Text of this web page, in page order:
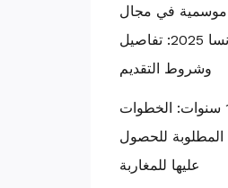
في مجال
البستنة بفرنسا 2025: تفاصيل
وشروط التقديم
فيزا أمريكا 10 سنوات: الخطوات
المطلوبة للحصول
عليها للمغاربة